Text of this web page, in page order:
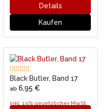
Details
Kaufen
Black Butler, Band 17
ab 6,95 €
inkl. 19% gesetzlicher MwSt.